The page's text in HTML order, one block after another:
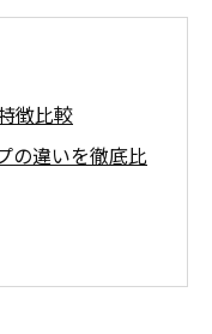
徴比較
の違いを徹底比
すべきポイント